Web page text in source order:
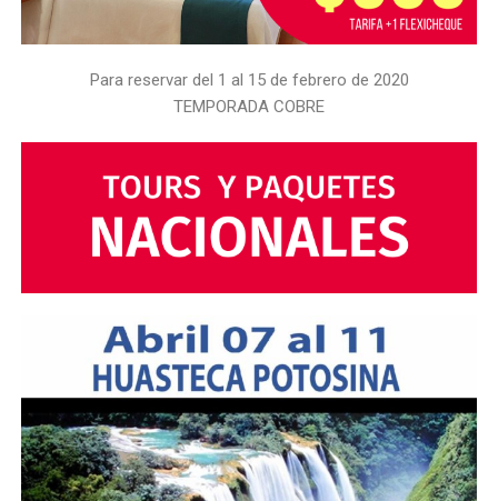
Para reservar del 1 al 15 de febrero de 2020
TEMPORADA COBRE